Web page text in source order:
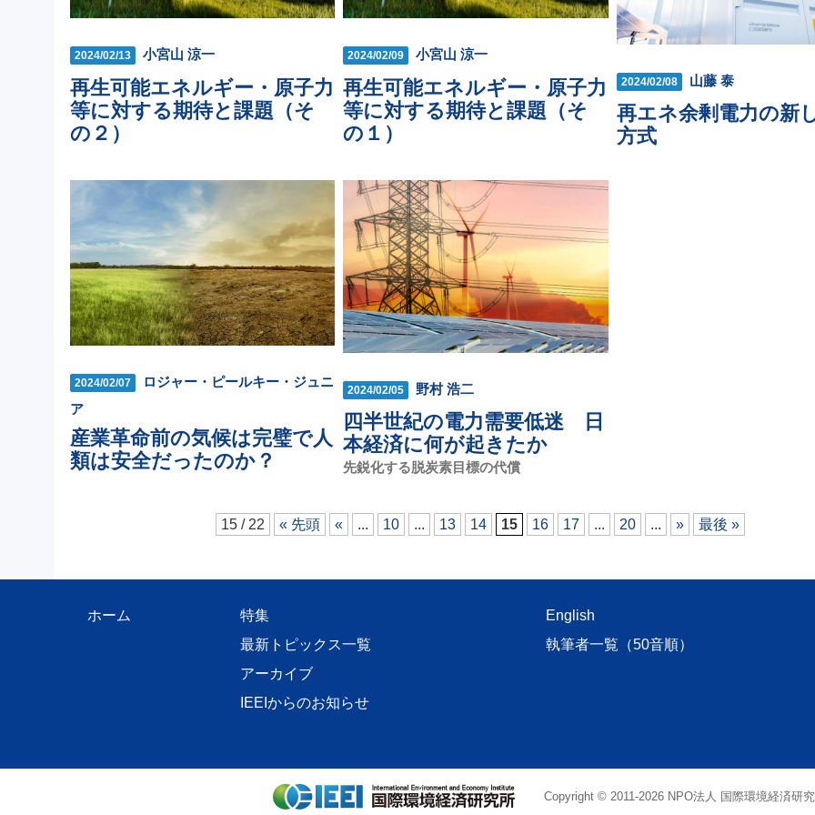
2024/02/13 小宮山 涼一
再生可能エネルギー・原子力
等に対する期待と課題（そ
の２）
2024/02/09 小宮山 涼一
再生可能エネルギー・原子力
等に対する期待と課題（そ
の１）
2024/02/08 山藤 泰
再エネ余剰電力の新
方式
2024/02/07
ロジャー・ピールキー・ジュニ
ア
産業革命前の気候は完璧で人
類は安全だったのか？
2024/02/05 野村 浩二
四半世紀の電力需要低迷 日
本経済に何が起きたか
先鋭化する脱炭素目標の代償
15 / 22 « 先頭 « ... 10 ... 13 14 15 16 17 ... 20 ... » 最後 »
ホーム
特集
最新トピックス一覧
アーカイブ
IEEIからのお知らせ
English
執筆者一覧（50音順）
Copyright © 2011 -2026 NPO法人 国際環境経済研